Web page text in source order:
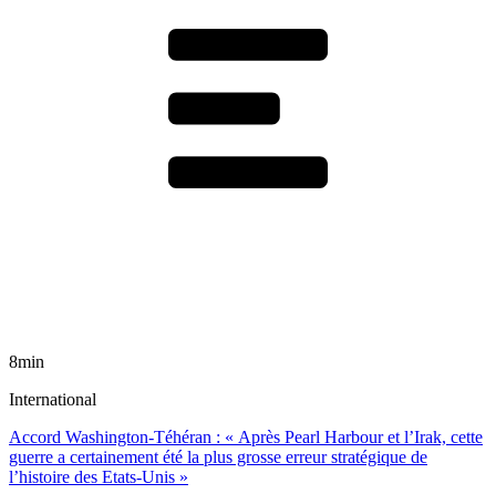
8min
International
Accord Washington-Téhéran : « Après Pearl Harbour et l’Irak, cette
guerre a certainement été la plus grosse erreur stratégique de
l’histoire des Etats-Unis »